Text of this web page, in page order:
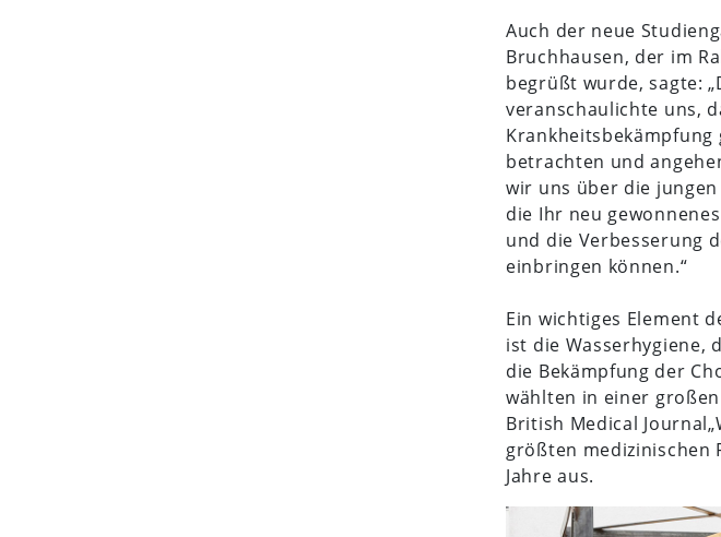
Auch der neue
Bruchhausen, der im
begrüßt wurde, sagte:
veranschaulichte uns,
betrachten und
wir uns über die
die Ihr neu
und die Verbesserung
einbringen können.“
Ein wichtiges Element
ist die Wasserhygiene,
die Bekämpfung der
wählten in einer
British Medical
größten medizinischen
Jahre aus.